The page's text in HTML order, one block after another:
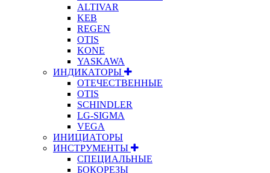
ALTIVAR
KEB
REGEN
OTIS
KONE
YASKAWA
ИНДИКАТОРЫ
ОТЕЧЕСТВЕННЫЕ
OTIS
SCHINDLER
LG-SIGMA
VEGA
ИНИЦИАТОРЫ
ИНСТРУМЕНТЫ
СПЕЦИАЛЬНЫЕ
БОКОРЕЗЫ